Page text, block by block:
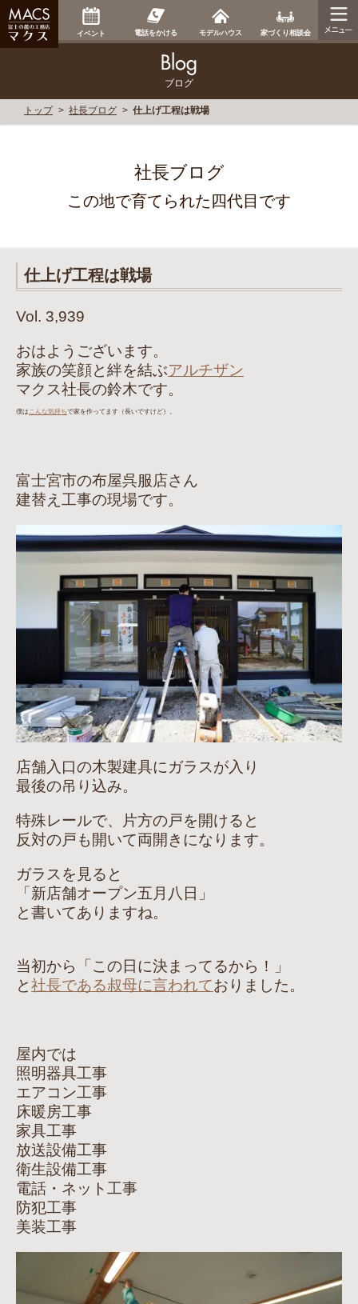
イベント 電話をかける モデルハウス 家づくり相談会
ブログ
トップ 社長ブログ 仕上げ工程は戦場
社長ブログ
この地で育てられた四代目です
仕上げ工程は戦場
Vol. 3,939
おはようございます。
家族の笑顔と絆を結ぶアルチザン
マクス社長の鈴木です。
僕は こんな気持ちで家を作ってます（長いですけど）。
富士宮市の布屋呉服店さん
建替え工事の現場です。
店舗入口の木製建具にガラスが入り
最後の吊り込み。
特殊レールで、片方の戸を開けると
反対の戸も開いて両開きになります。
ガラスを見ると
「新店舗オープン五月八日」
と書いてありますね。
当初から「この日に決まってるから！」
と社長である叔母に言われておりました。
屋内では
照明器具工事
エアコン工事
床暖房工事
家具工事
放送設備工事
衛生設備工事
電話・ネット工事
防犯工事
美装工事